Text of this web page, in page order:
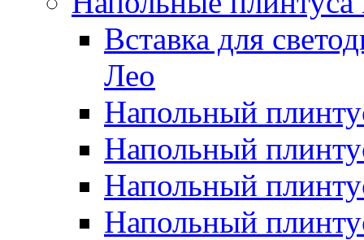
Вставка для
Лео
Напольный
Напольный
Напольный
Напольный